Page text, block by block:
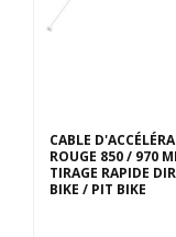
CABLE
ROUGE 850 / 970
TIRAGE RAPIDE
BIKE / PIT BIKE